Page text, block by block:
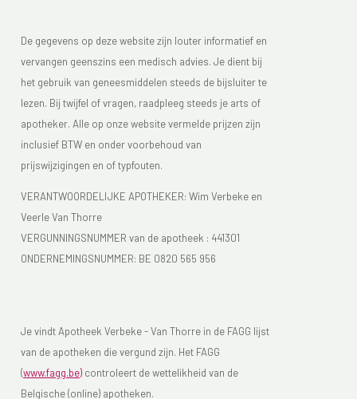
De gegevens op deze website zijn louter informatief en
vervangen geenszins een medisch advies. Je dient bij
het gebruik van geneesmiddelen steeds de bijsluiter te
lezen. Bij twijfel of vragen, raadpleeg steeds je arts of
apotheker. Alle op onze website vermelde prijzen zijn
inclusief BTW en onder voorbehoud van
prijswijzigingen en of typfouten.
VERANTWOORDELIJKE APOTHEKER: Wim Verbeke en
Veerle Van Thorre
VERGUNNINGSNUMMER van de apotheek : 441301
ONDERNEMINGSNUMMER: BE 0820 565 956
Je vindt Apotheek Verbeke - Van Thorre in de FAGG lijst
van de apotheken die vergund zijn. Het FAGG
(www.fagg.be) controleert de wettelikheid van de
Belgische (online) apotheken.